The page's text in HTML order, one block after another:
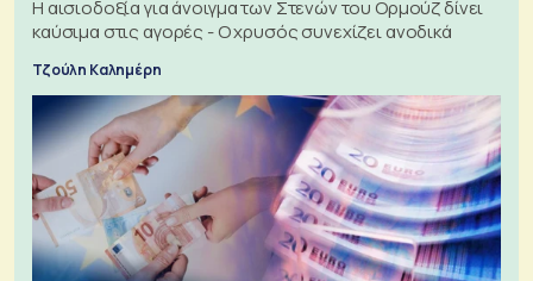
Η αισιοδοξία για άνοιγμα των Στενών του Ορμούζ δίνει
καύσιμα στις αγορές - Ο χρυσός συνεχίζει ανοδικά
Τζούλη Καλημέρη